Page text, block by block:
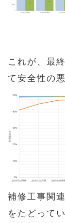
これが、最
て安全性の
補修工事関
をたどって